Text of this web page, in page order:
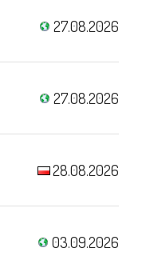
27.08.2026
27.08.2026
28.08.2026
03.09.2026